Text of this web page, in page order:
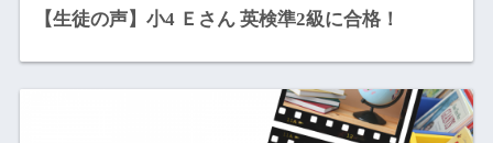
【生徒の声】小4 Ｅさん 英検準2級に合格！